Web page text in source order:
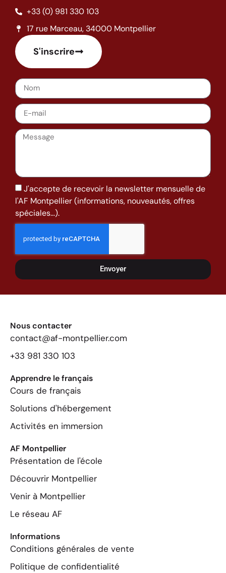
+33 (0) 981 330 103
17 rue Marceau, 34000 Montpellier
S'inscrire
J'accepte de recevoir la newsletter mensuelle de
l'AF Montpellier (informations, nouveautés, offres
spéciales...).
Envoyer
Nous contacter
contact@af-montpellier.com
+33 981 330 103
Apprendre le français
Cours de français
Solutions d'hébergement
Activités en immersion
AF Montpellier
Présentation de l'école
Découvrir Montpellier
Venir à Montpellier
Le réseau AF
Informations
Conditions générales de vente
Politique de confidentialité